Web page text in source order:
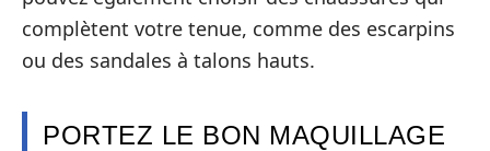
complètent votre tenue, comme des escarpins
ou des sandales à talons hauts.
PORTEZ LE BON MAQUILLAGE